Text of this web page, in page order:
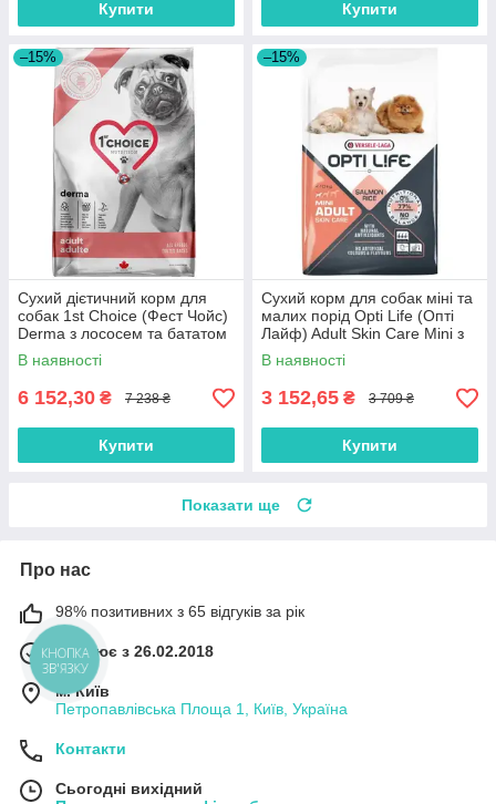
Купити Купити
–15%
Сухий дієтичний корм для
собак 1st Choice (Фест Чойс)
Derma з лососем та бататом
12 кг
В наявності
6 152,30 ₴ 7 238 ₴
Купити
–15%
Сухий корм для собак міні та
малих порід Opti Life (Опті
Лайф) Adult Skin Care Mini з
лососем 7.5 кг
В наявності
3 152,65 ₴ 3 709 ₴
Купити
Показати ще
Про нас
98% позитивних з 65 відгуків за рік
Працює з 26.02.2018
м. Київ
Петропавлівська Площа 1, Київ, Україна
Контакти
Сьогодні вихідний
КНОПКА
ЗВ'ЯЗКУ